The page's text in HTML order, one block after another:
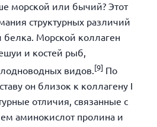
морской или бычий? Этот
структурных различий
Морской коллаген
и костей рыб,
видов. [9] По
он близок к коллагену I
отличия, связанные с
аминокислот пролина и